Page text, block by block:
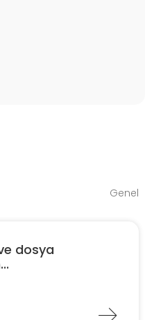
Genel
dosya